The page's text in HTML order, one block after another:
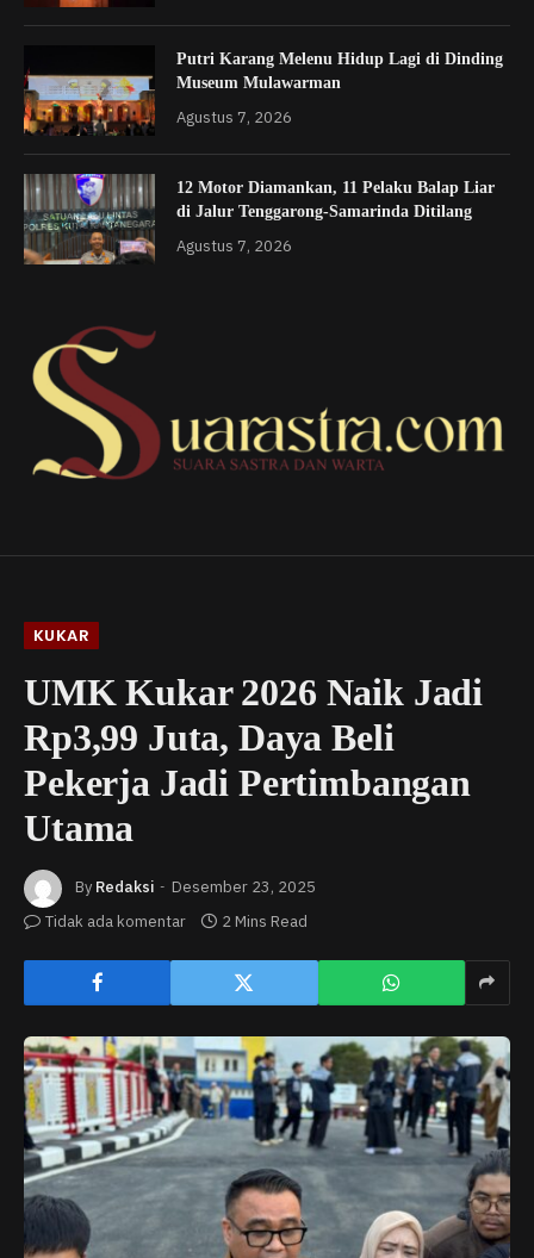
Putri Karang Melenu Hidup Lagi di Dinding
Museum Mulawarman
Agustus 7, 2026
12 Motor Diamankan, 11 Pelaku Balap Liar
di Jalur Tenggarong-Samarinda Ditilang
Agustus 7, 2026
KUKAR
UMK Kukar 2026 Naik Jadi
Rp3,99 Juta, Daya Beli
Pekerja Jadi Pertimbangan
Utama
By Redaksi
Desember 23, 2025
Tidak ada komentar
2 Mins Read